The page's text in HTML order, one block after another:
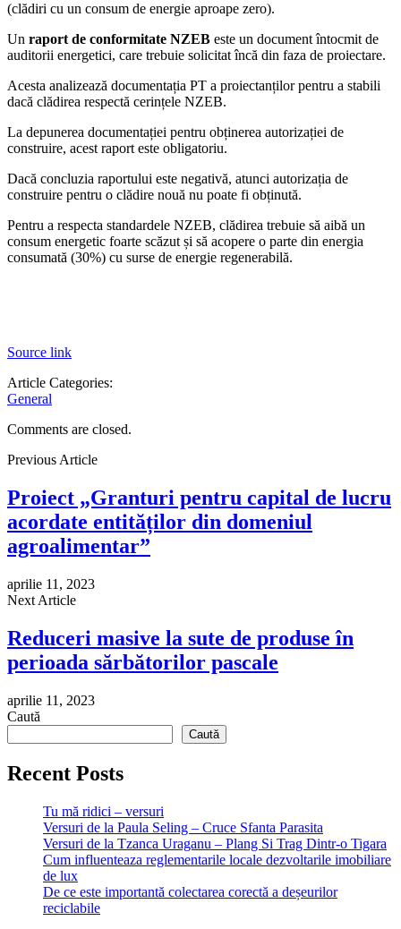
(clădiri cu un consum de energie aproape zero).
Un raport de conformitate NZEB este un document întocmit de
auditorii energetici, care trebuie solicitat încă din faza de proiectare.
Acesta analizează documentația PT a proiectanților pentru a stabili
dacă clădirea respectă cerințele NZEB.
La depunerea documentației pentru obținerea autorizației de
construire, acest raport este obligatoriu.
Dacă concluzia raportului este negativă, atunci autorizația de
construire pentru o clădire nouă nu poate fi obținută.
Pentru a respecta standardele NZEB, clădirea trebuie să aibă un
consum energetic foarte scăzut și să acopere o parte din energia
consumată (30%) cu surse de energie regenerabilă.
Source link
Article Categories:
General
Comments are closed.
Previous Article
Proiect „Granturi pentru capital de lucru
acordate entităților din domeniul
agroalimentar”
aprilie 11, 2023
Next Article
Reduceri masive la sute de produse în
perioada sărbătorilor pascale
aprilie 11, 2023
Caută
Caută
Recent Posts
Tu mă ridici – versuri
Versuri de la Paula Seling – Cruce Sfanta Parasita
Versuri de la Tzanca Uraganu – Plang Si Trag Dintr-o Tigara
Cum influenteaza reglementarile locale dezvoltarile imobiliare
de lux
De ce este importantă colectarea corectă a deșeurilor
reciclabile